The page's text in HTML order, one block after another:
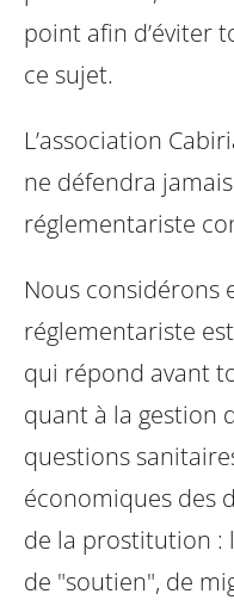
point afin d’éviter
ce sujet.
L’association
ne défendra
réglementariste
Nous considérons
réglementariste
qui répond avant
quant à la gestion
questions
économiques des
de la prostitution :
de "soutien", de